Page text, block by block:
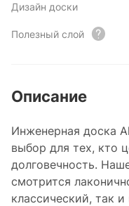
Дизайн доски
Полезный слой
Описание
Инженерная доска
выбор для тех, кто
долговечность.
смотрится
классический, так